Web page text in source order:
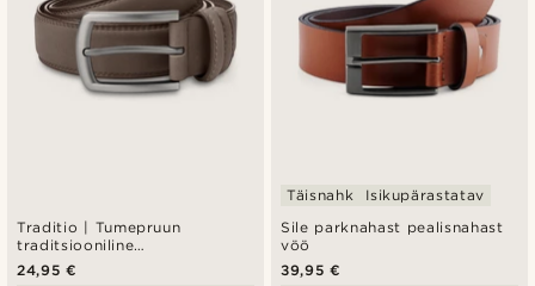
Traditio | Tumepruun
traditsiooniline
veganseemisnahast vöö
24,95 €
Sile parknahast pealisnahast
vöö
Täisnahk Isikupärastatav
39,95 €